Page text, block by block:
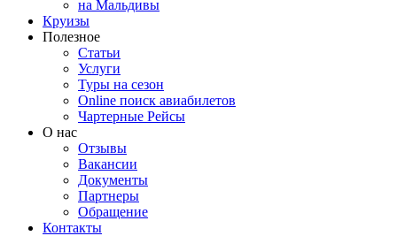
на Мальдивы
Круизы
Полезное
Статьи
Услуги
Туры на сезон
Online поиск авиабилетов
Чартерные Рейсы
О нас
Отзывы
Вакансии
Документы
Партнеры
Обращение
Контакты